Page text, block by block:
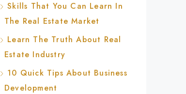
Skills That You Can Learn In
The Real Estate Market
Learn The Truth About Real
Estate Industry
10 Quick Tips About Business
Development